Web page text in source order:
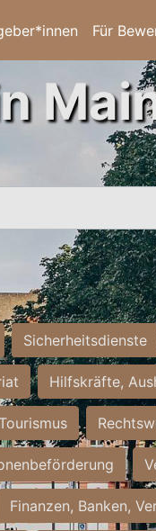
Für
Sicherheitsdienste
Hilfskräfte,
Tourismus
Finanzen, Banken,